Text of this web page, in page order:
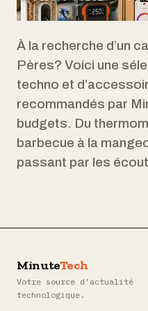
À la recherche d’un
Pères? Voici une
techno et
recommandés par
budgets. Du
barbecue à la
passant par les
MinuteTech
Votre source d'actualité
technologique.